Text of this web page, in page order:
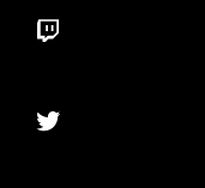
Twitch
Twitter